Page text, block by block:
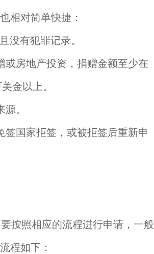
相对简单快捷：
没有犯罪记录。
或房地产投资，捐赠金额至少在
金以上。
。
国家拒签，或被拒签后重新申
照相应的流程进行申请，一般
程如下：